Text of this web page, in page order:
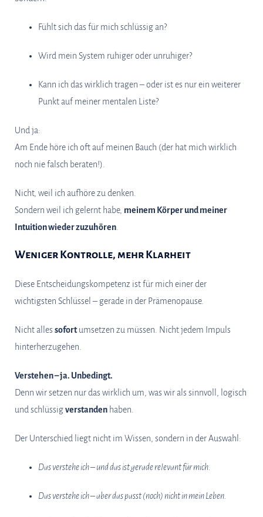
Fühlt sich das für mich schlüssig an?
Wird mein System ruhiger oder unruhiger?
Kann ich das wirklich tragen – oder ist es nur ein weiterer
Punkt auf meiner mentalen Liste?
Und ja:
Am Ende höre ich oft auf meinen Bauch (der hat mich wirklich
noch nie falsch beraten!).
Nicht, weil ich aufhöre zu denken.
Sondern weil ich gelernt habe, meinem Körper und meiner
Intuition wieder zuzuhören
Weniger Kontrolle, mehr Klarheit
Diese Entscheidungskompetenz ist für mich einer der
wichtigsten Schlüssel – gerade in der Prämenopause.
Nicht alles sofortumsetzen zu müssen. Nicht jedem Impuls
hinterherzugehen.
Verstehen – ja. Unbedingt.
Denn wir setzen nur das wirklich um, was wir als sinnvoll, logisch
und schlüssigverstanden haben.
Der Unterschied liegt nicht im Wissen, sondern in der Auswahl:
Das verstehe ich – und das ist gerade relevant für mich.
Das verstehe ich – aber das passt (noch) nicht in mein Leben.